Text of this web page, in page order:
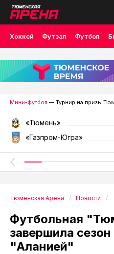
Хоккей Футзал Футбол
Лыжные гонки Волейбол
Скалолазание Велоспорт
Мини-футбол — Турнир на призы
«Тюмень»
«Газпром-Югра»
Тюменская Арена Новости
Футбольная
завершила сезон
"Аланией"